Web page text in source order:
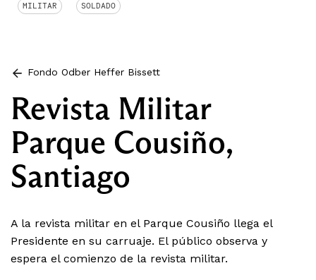
MILITAR SOLDADO
Fondo Odber Heffer Bissett
Revista Militar
Parque Cousiño,
Santiago
A la revista militar en el Parque Cousiño llega el
Presidente en su carruaje. El público observa y
espera el comienzo de la revista militar.